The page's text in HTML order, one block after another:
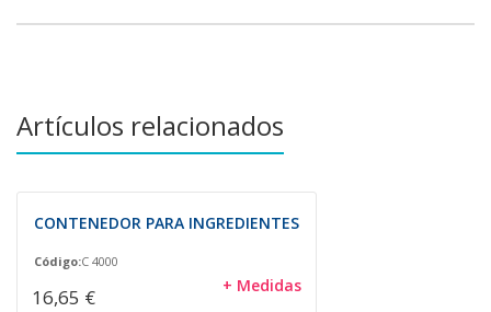
Artículos relacionados
CONTENEDOR PARA INGREDIENTES
Código:C 4000
16,65 € + Medidas